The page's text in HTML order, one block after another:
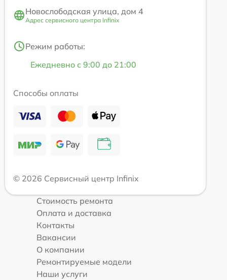
Новослободская улица, дом 4
Адрес сервисного центра Infinix
Режим работы:
Ежедневно с 9:00 до 21:00
Способы оплаты
© 2026 Сервисный центр Infinix
Стоимость ремонта
Оплата и доставка
Контакты
Вакансии
О компании
Ремонтируемые модели
Наши услуги